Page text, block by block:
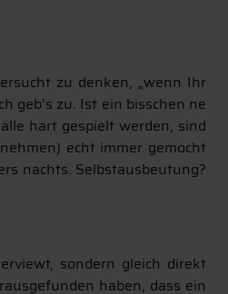
zu denken, „wenn Ihr
geb’s zu. Ist ein bisschen ne
hart gespielt werden, sind
echt immer gemocht
nachts. Selbstausbeutung?
sondern gleich direkt
haben, dass ein